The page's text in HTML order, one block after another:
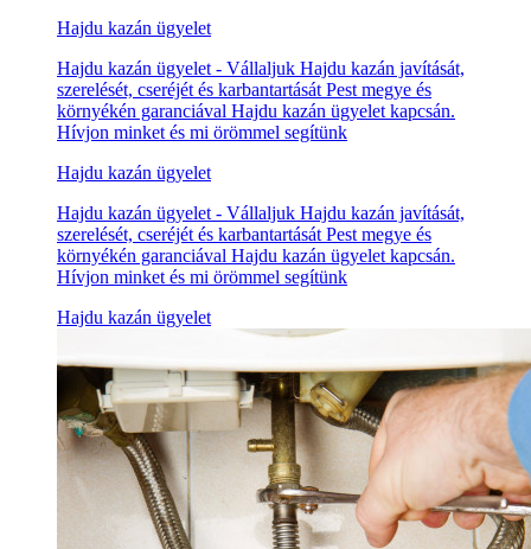
Hajdu kazán ügyelet
Hajdu kazán ügyelet - Vállaljuk Hajdu kazán javítását,
szerelését, cseréjét és karbantartását Pest megye és
környékén garanciával Hajdu kazán ügyelet kapcsán.
Hívjon minket és mi örömmel segítünk
Hajdu kazán ügyelet
Hajdu kazán ügyelet - Vállaljuk Hajdu kazán javítását,
szerelését, cseréjét és karbantartását Pest megye és
környékén garanciával Hajdu kazán ügyelet kapcsán.
Hívjon minket és mi örömmel segítünk
Hajdu kazán ügyelet